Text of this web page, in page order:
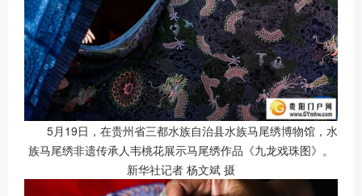
5月19日，在贵州省三都水族自治县水族马尾绣博物馆，水
族马尾绣非遗传承人韦桃花展示马尾绣作品《九龙戏珠图》。
新华社记者 杨文斌 摄